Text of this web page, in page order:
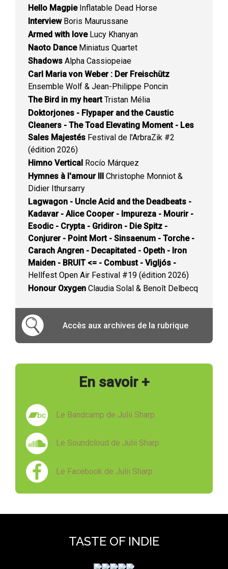
Hello MagpieInflatable Dead Horse
InterviewBoris Maurussane
Armed with loveLucy Khanyan
Naoto DanceMiniatus Quartet
Shadows Alpha Cassiopeiae
Carl Maria von Weber : Der Freischütz
Ensemble Wolf & Jean-Philippe Poncin
The Bird in my heartTristan Mélia
Doktorjones - Flypaper and the Caustic
Cleaners - The Toad Elevating Moment - Les
Sales Majestés Festival de l'ArbraZik #2
(édition 2026)
Himno Vertical Rocío Márquez
Hymnes à l'amour III Christophe Monniot &
Didier Ithursarry
Lagwagon - Uncle Acid and the Deadbeats -
Kadavar - Alice Cooper - Impureza - Mourir -
Esodic - Crypta - Gridiron - Die Spitz -
Conjurer - Point Mort - Sinsaenum - Torche -
Carach Angren - Decapitated - Opeth - Iron
Maiden - BRUIT <= - Combust - Vigljós -
Hellfest Open Air Festival #19 (édition 2026)
Honour Oxygen Claudia Solal & Benoît Delbecq
Accès aux archives de la rubrique
En savoir +
Le Bandcamp de Julii Sharp
Le Soundcloud de Julii Sharp
Le Facebook de Julii Sharp
TASTE OF INDIE